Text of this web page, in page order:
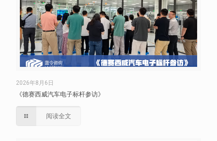
2026年8月6日
《德赛西威汽车电子标杆参访》
阅读全文